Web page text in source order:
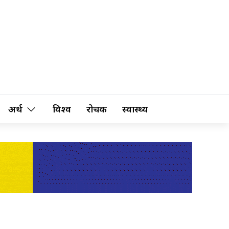
अर्थ विश्व रोचक स्वास्थ्य